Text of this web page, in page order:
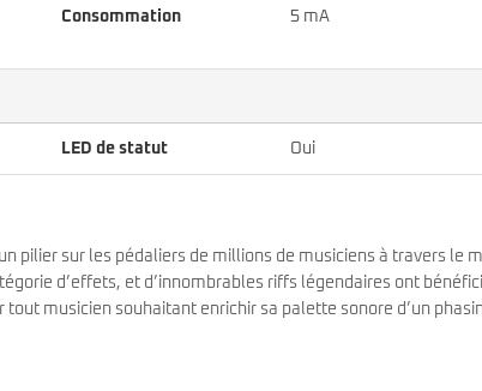
Consommation 5 mA
LED de statut Oui
pilier sur les pédaliers de millions de musiciens à travers le
d’effets, et d’innombrables riffs légendaires ont
musicien souhaitant enrichir sa palette sonore d’un